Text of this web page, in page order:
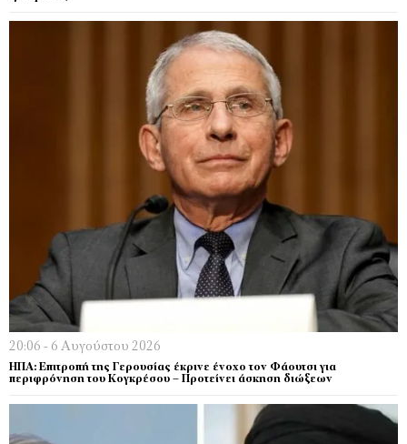
20:06 - 6 Αυγούστου 2026
ΗΠΑ: Επιτροπή της Γερουσίας έκρινε ένοχο τον Φάουτσι για
περιφρόνηση του Κογκρέσου – Προτείνει άσκηση διώξεων